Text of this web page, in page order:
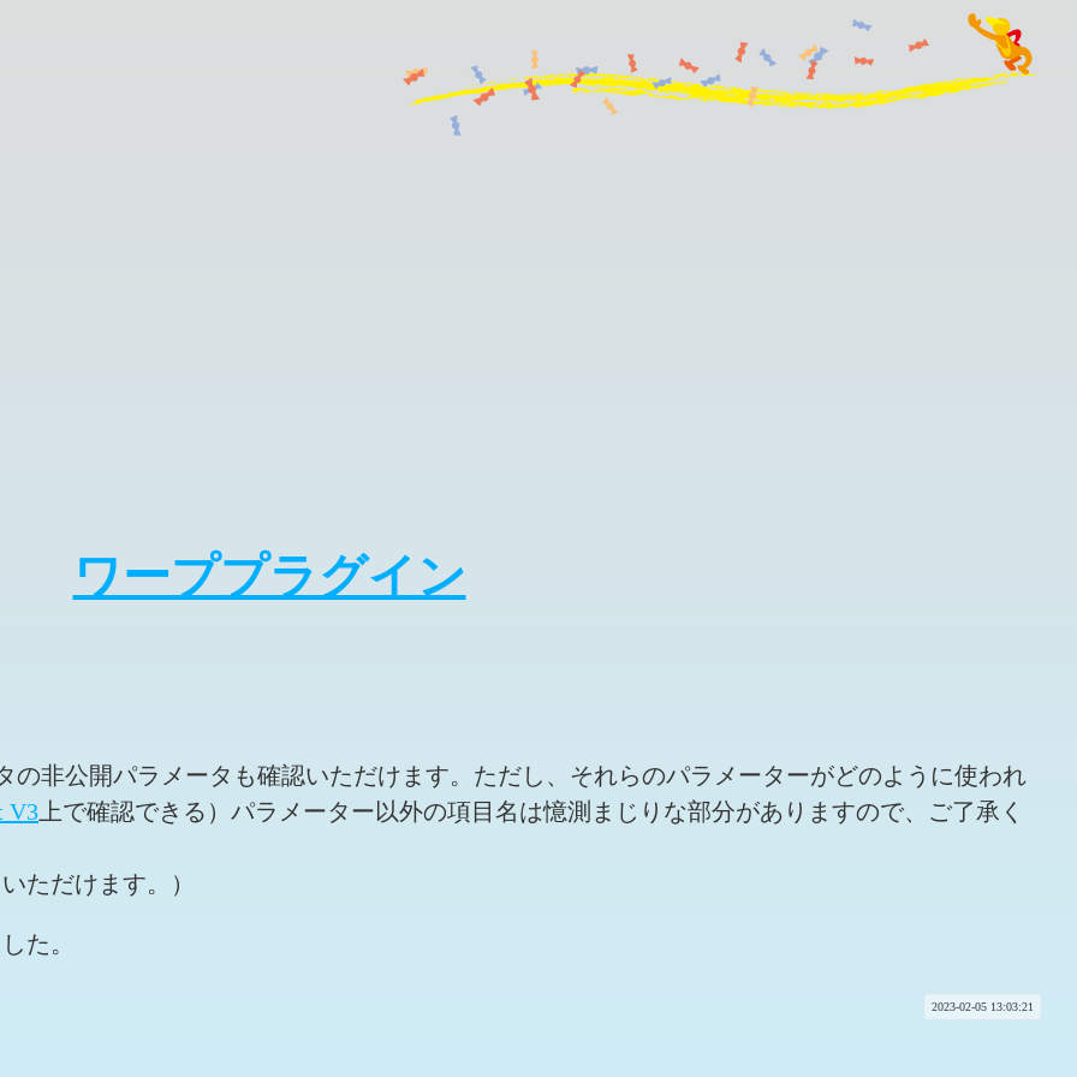
ワーププラグイン
の非公開パラメータも確認いただけます。ただし、それらのパラメーターがどのように使われ
V3 上で確認できる）パラメーター以外の項目名は憶測まじりな部分がありますので、ご了承く
ただけます。）
た。
2023-02-05 13:03:21